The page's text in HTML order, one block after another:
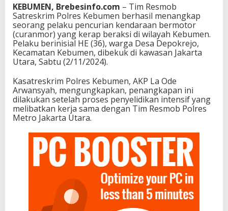
KEBUMEN, Brebesinfo.com – Tim Resmob
Satreskrim Polres Kebumen berhasil menangkap
seorang pelaku pencurian kendaraan bermotor
(curanmor) yang kerap beraksi di wilayah Kebumen.
Pelaku berinisial HE (36), warga Desa Depokrejo,
Kecamatan Kebumen, dibekuk di kawasan Jakarta
Utara, Sabtu (2/11/2024).
Kasatreskrim Polres Kebumen, AKP La Ode
Arwansyah, mengungkapkan, penangkapan ini
dilakukan setelah proses penyelidikan intensif yang
melibatkan kerja sama dengan Tim Resmob Polres
Metro Jakarta Utara.